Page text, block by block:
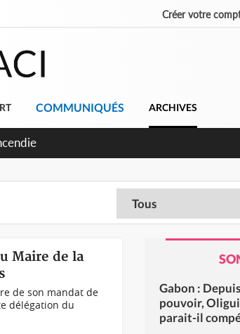
Créer votre
COMMUNIQUÉS ARCHIVES
en vaste campagne contre les
Maire de la
de son mandat de
délégation du
Gabon :
pouvoir,
parait-il